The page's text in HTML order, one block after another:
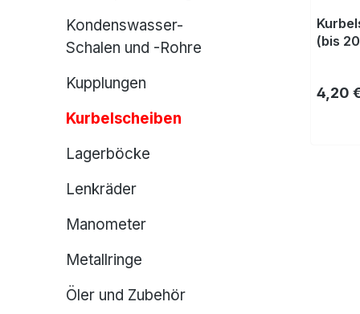
Kondenswasser-
Schalen und -Rohre
Kupplungen
Kurbelscheiben
Lagerböcke
Lenkräder
Manometer
Metallringe
Öler und Zubehör
(bis
4,20